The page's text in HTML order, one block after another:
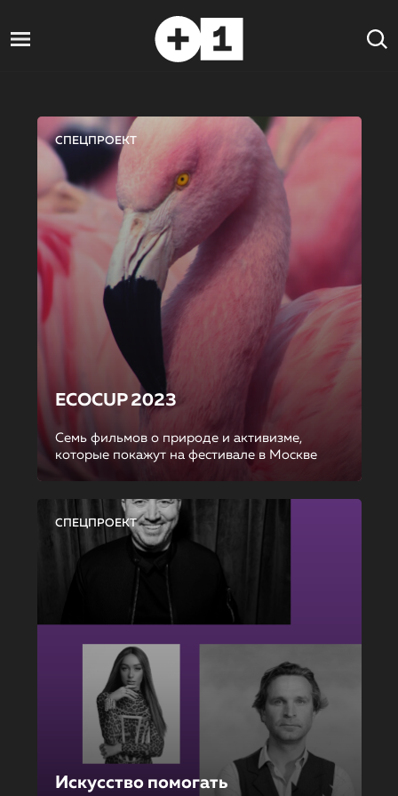
СПЕЦПРОЕКТ
ECOCUP 2023
Семь фильмов о природе и активизме,
которые покажут на фестивале в Москве
СПЕЦПРОЕКТ
Искусство помогать